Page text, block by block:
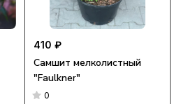
410 ₽
Самшит мелколистный
"Faulkner"
0